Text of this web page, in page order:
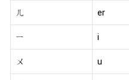
ㄦ er
ㄧ i
ㄨ u